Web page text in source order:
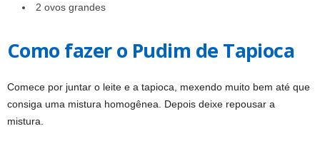
2 ovos grandes
Como fazer o Pudim de Tapioca
Comece por juntar o leite e a tapioca, mexendo muito bem até que
consiga uma mistura homogênea. Depois deixe repousar a
mistura.